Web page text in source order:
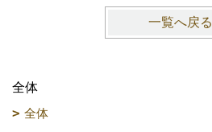
一覧へ戻る
全体
全体